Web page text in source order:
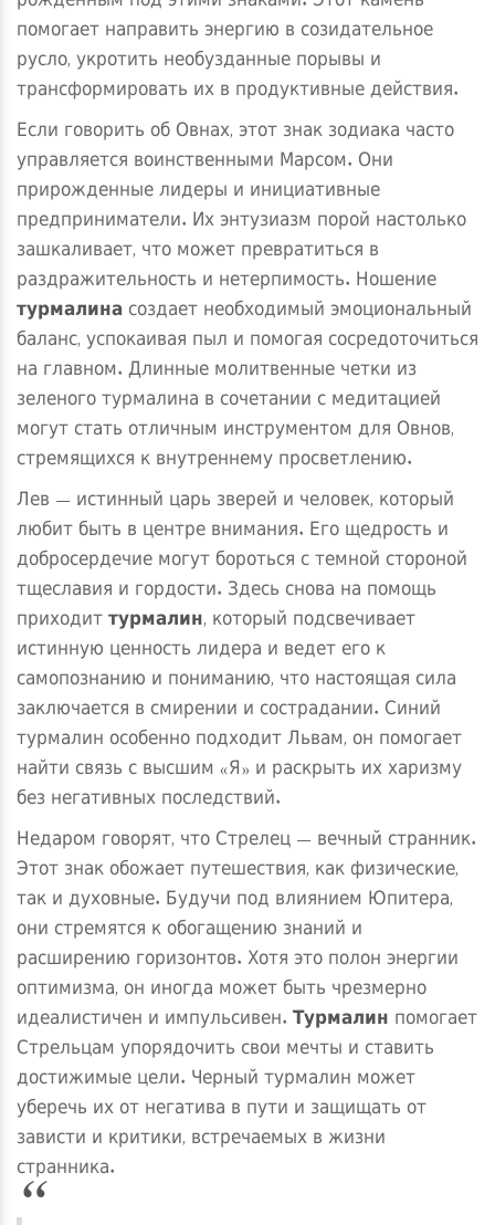
помогает направить энергию в созидательное
русло, укротить необузданные порывы и
трансформировать их в продуктивные действия.
Если говорить об Овнах, этот знак зодиака часто
управляется воинственными Марсом. Они
прирожденные лидеры и инициативные
предприниматели. Их энтузиазм порой настолько
зашкаливает, что может превратиться в
раздражительность и нетерпимость. Ношение
турмалина создает необходимый эмоциональный
баланс, успокаивая пыл и помогая сосредоточиться
на главном. Длинные молитвенные четки из
зеленого турмалина в сочетании с медитацией
могут стать отличным инструментом для Овнов,
стремящихся к внутреннему просветлению.
Лев — истинный царь зверей и человек, который
любит быть в центре внимания. Его щедрость и
добросердечие могут бороться с темной стороной
тщеславия и гордости. Здесь снова на помощь
приходиттурмалин, который подсвечивает
истинную ценность лидера и ведет его к
самопознанию и пониманию, что настоящая сила
заключается в смирении и сострадании. Синий
турмалин особенно подходит Львам, он помогает
найти связь с высшим «Я» и раскрыть их харизму
без негативных последствий.
Недаром говорят, что Стрелец — вечный странник.
Этот знак обожает путешествия, как физические,
так и духовные. Будучи под влиянием Юпитера,
они стремятся к обогащению знаний и
расширению горизонтов. Хотя это полон энергии
оптимизма, он иногда может быть чрезмерно
идеалистичен и импульсивен. Турмалин помогает
Стрельцам упорядочить свои мечты и ставить
достижимые цели. Черный турмалин может
уберечь их от негатива в пути и защищать от
зависти и критики, встречаемых в жизни
странника.